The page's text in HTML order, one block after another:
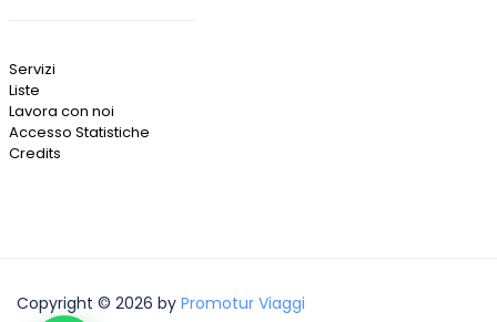
Servizi
Liste
Lavora con noi
Accesso Statistiche
Credits
Copyright © 2026 by Promotur Viaggi